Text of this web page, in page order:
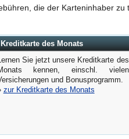
die der Karteninhaber zu
Kreditkarte des Monats
Sie jetzt unsere Kreditkarte des
kennen, einschl. vielen
und Bonusprogramm.
zur Kreditkarte des Monats